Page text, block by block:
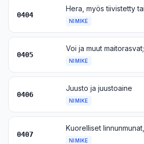
0404
NIMIKE
0405
NIMIKE
0406
Juusto ja juustoaine
NIMIKE
0407
NIMIKE